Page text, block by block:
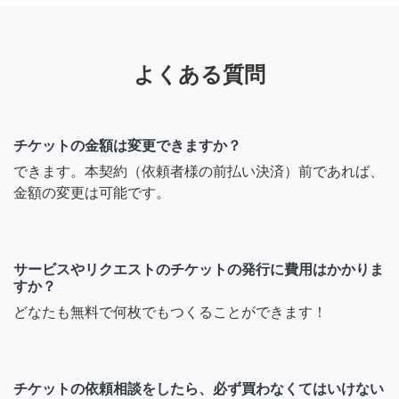
よくある質問
チケットの金額は変更できますか？
できます。本契約（依頼者様の前払い決済）前であれば、
金額の変更は可能です。
サービスやリクエストのチケットの発行に費用はかかりま
すか？
どなたも無料で何枚でもつくることができます！
チケットの依頼相談をしたら、必ず買わなくてはいけない